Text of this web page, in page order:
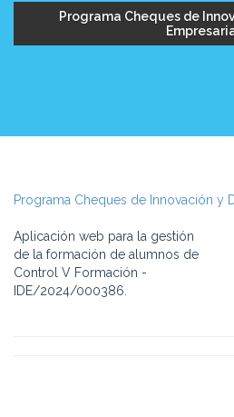
Programa Cheques de
Programa Cheques de Innovación y
Aplicación web para la gestión
de la formación de alumnos de
Control V Formación -
IDE/2024/000386.